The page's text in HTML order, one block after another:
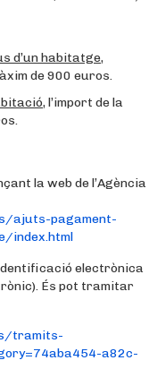
d’un habitatge,
de 900 euros.
, l’import de la
la web de l’Agència
ajuts-pagament-
index.html
electrònica
És pot tramitar
tramits-
a82c-